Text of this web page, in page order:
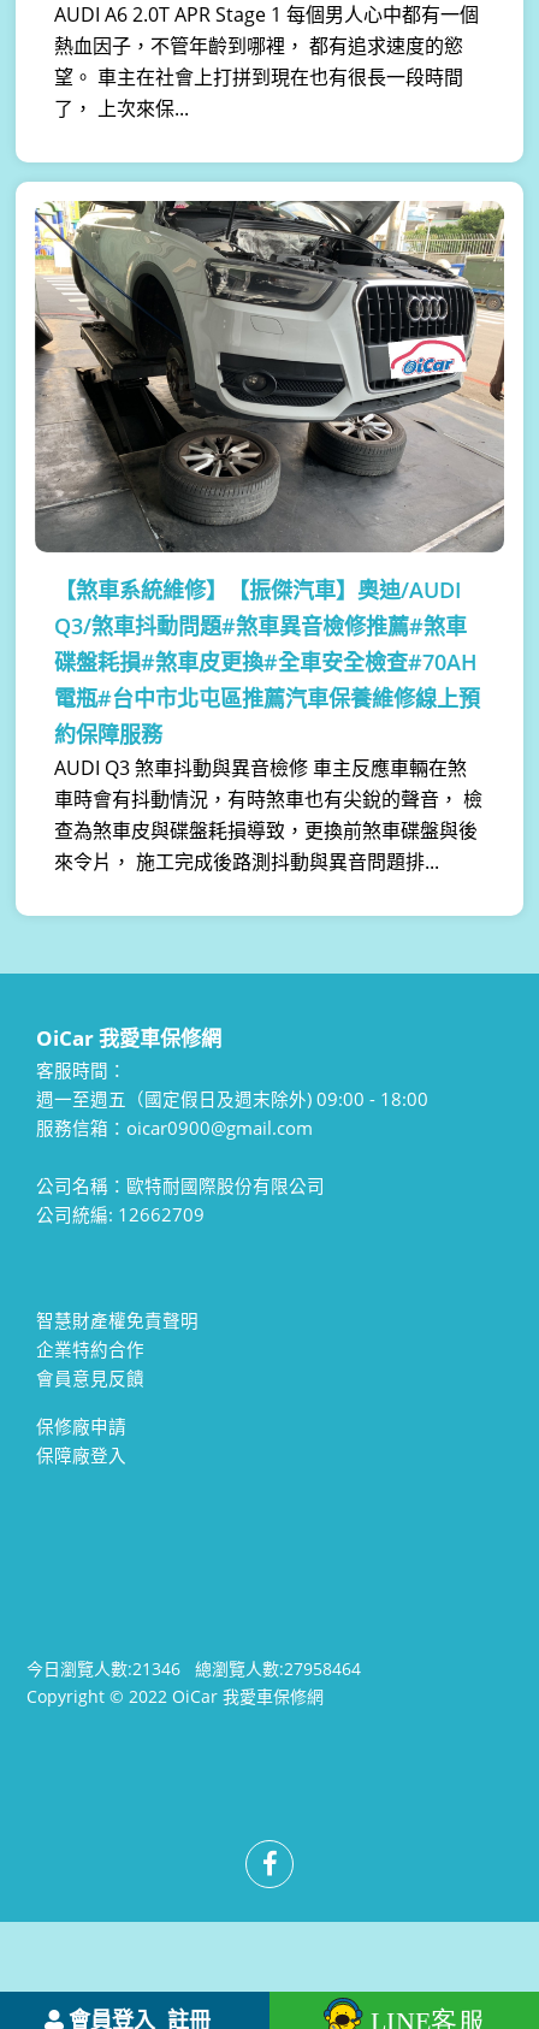
AUDI A6 2.0T APR Stage 1 每個男人心中都有一個
熱血因子，不管年齡到哪裡， 都有追求速度的慾
望。 車主在社會上打拼到現在也有很長一段時間
了， 上次來保...
【煞車系統維修】
【振傑汽車】奧迪/AUDI
Q3/煞車抖動問題#煞車異音檢修推薦#煞車
碟盤耗損#煞車皮更換#全車安全檢查#70AH
電瓶#台中市北屯區推薦汽車保養維修線上預
約保障服務
AUDI Q3 煞車抖動與異音檢修 車主反應車輛在煞
車時會有抖動情況，有時煞車也有尖銳的聲音， 檢
查為煞車皮與碟盤耗損導致，更換前煞車碟盤與後
來令片， 施工完成後路測抖動與異音問題排...
OiCar 我愛車保修網
客服時間：
週一至週五（國定假日及週末除外) 09:00 - 18:00
服務信箱：oicar0900@gmail.com
公司名稱：歐特耐國際股份有限公司
公司統編: 12662709
智慧財產權免責聲明
企業特約合作
會員意見反饋
保修廠申請
保障廠登入
今日瀏覽人數:21346總瀏覽人數:27958464
Copyright © 2022 OiCar 我愛車保修網
註冊
會員登入